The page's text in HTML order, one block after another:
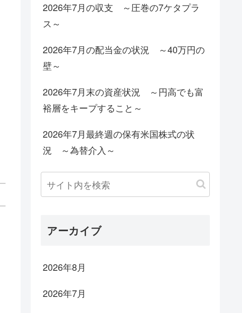
2026年7月の収支 ～圧巻の7ケタプラ
ス～
2026年7月の配当金の状況 ～40万円の
壁～
2026年7月末の資産状況 ～円高でも富
裕層をキープすること～
2026年7月最終週の保有米国株式の状
況 ～為替介入～
アーカイブ
2026年8月
2026年7月